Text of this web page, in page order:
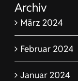
Archiv
März 2024
Februar 2024
Januar 2024